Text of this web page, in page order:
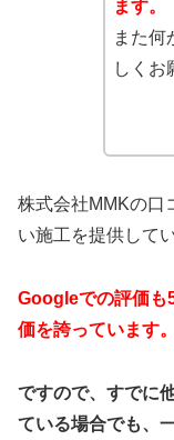
ます。
また何
しくお
株式会社MMKの口
い施工を提供して
Googleでの評価も
価を誇っています。
ですので、すでに
ている場合でも、